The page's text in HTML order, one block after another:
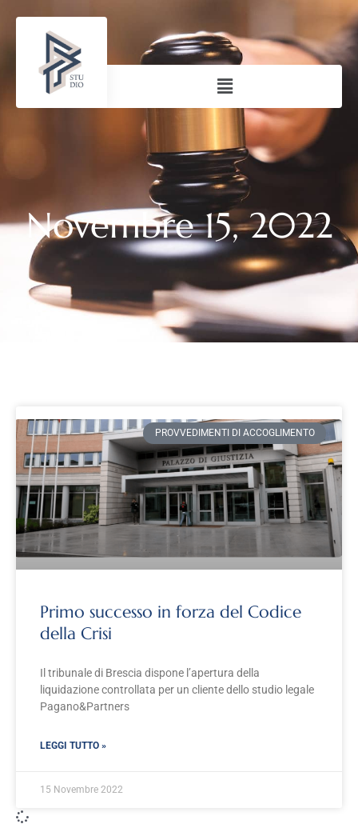
Novembre 15, 2022
PROVVEDIMENTI DI ACCOGLIMENTO
Primo successo in forza del Codice
della Crisi
Il tribunale di Brescia dispone l’apertura della
liquidazione controllata per un cliente dello studio legale
Pagano&Partners
LEGGI TUTTO »
15 Novembre 2022